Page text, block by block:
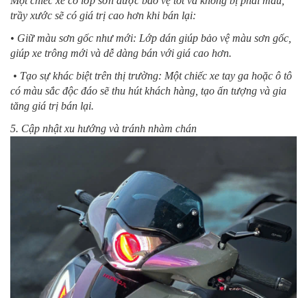
trầy xước sẽ có giá trị cao hơn khi bán lại:
• Giữ màu sơn gốc như mới: Lớp dán giúp bảo vệ màu sơn gốc,
giúp xe trông mới và dễ dàng bán với giá cao hơn.
• Tạo sự khác biệt trên thị trường: Một chiếc xe tay ga hoặc ô tô
có màu sắc độc đáo sẽ thu hút khách hàng, tạo ấn tượng và gia
tăng giá trị bán lại.
5. Cập nhật xu hướng và tránh nhàm chán